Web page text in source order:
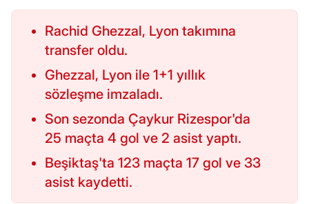
Rachid Ghezzal, Lyon takımına
transfer oldu.
Ghezzal, Lyon ile 1+1 yıllık
sözleşme imzaladı.
Son sezonda Çaykur Rizespor'da
25 maçta 4 gol ve 2 asist yaptı.
Beşiktaş'ta 123 maçta 17 gol ve 33
asist kaydetti.